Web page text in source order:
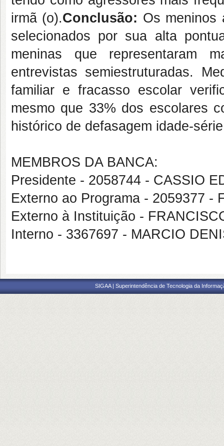
irmã (o).Conclusão: Os meninos
selecionados por sua alta
meninas que representaram
entrevistas semiestruturadas.
familiar e fracasso escolar
mesmo que 33% dos escolares
histórico de defasagem idade-
MEMBROS DA BANCA:
Presidente - 2058744 - CASSIO
Externo ao Programa - 2059377 -
Externo à Instituição -
Interno - 3367697 - MARCIO
SIGAA | Superintendência de Tecnologia da